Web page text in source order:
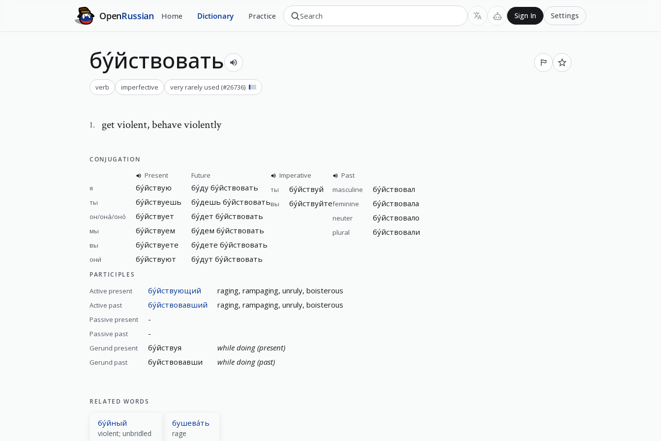
OpenRussian Home Dictionary Practice Sign In Settings
бу́йствовать
verb imperfective very rarely used (#26736)
1. get violent,behave violently
CONJUGATION
Present
Future
я
бу́йствую бу́ду бу́йствовать
ты бу́йствуешь бу́дешь бу́йствовать
он/она́/оно́ бу́йствует бу́дет бу́йствовать
мы бу́йствуем бу́дем бу́йствовать
вы бу́йствуете бу́дете бу́йствовать
они́ бу́йствуют бу́дут бу́йствовать
Imperative
ты
бу́йствуй
вы бу́йствуйте
Past
masculine
бу́йствовал
feminine бу́йствовала
neuter бу́йствовало
plural бу́йствовали
PARTICIPLES
Active present бу́йствующий raging, rampaging, unruly, boisterous
Active past бу́йствовавший raging, rampaging, unruly, boisterous
Passive present -
Passive past -
Gerund present бу́йствуя while doing (present)
Gerund past буйствовавши while doing (past)
RELATED WORDS
бу́йный
violent; unbridled
бушева́ть
rage